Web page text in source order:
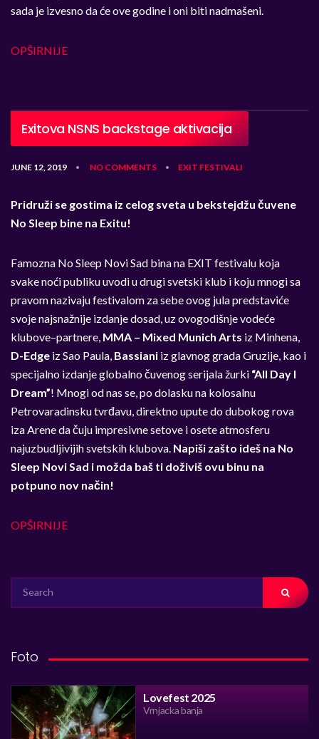
sada je izvesno da će ove godine i oni biti nadmašeni.
OPŠIRNIJE
Exitova NSNS backstage aktivacija
JUNE 12, 2019 • NO COMMENTS • EXIT FESTIVALI
Pridruži se gostima iz celog sveta u bekstejdžu čuvene
No Sleep bine na Exitu!
Famozna No Sleep Novi Sad bina na EXIT festivalu koja
svake noći publiku uvodi u drugi svetski klub i koju mnogi sa
pravom nazivaju festivalom za sebeovog jula predstaviće
svoje najsnažnije izdanje dosad, uz ovogodišnje vodeće
klubove–partnere, MMA – Mixed Munich Arts iz Minhena,
D-Edge iz Sao Paula, Bassiani iz glavnog grada Gruzije, kao i
specijalno izdanje globalno čuvenog serijala žurki “All Day I
Dream”! Mnogi od nas se, po dolasku na kolosalnu
Petrovaradinsku tvrđavu, direktno upute do dubokog rova
iza Arene da čuju impresivne setove i osete atmosferu
najuzbudljivijih svetskih klubova. Napiši zašto ideš na No
Sleep Novi Sad i možda baš ti doživiš ovu binu na
potpuno nov način!
OPŠIRNIJE
FOR:
Foto
Lovefest 2025
Vrnjacka banja